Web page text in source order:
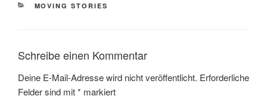
MOVING STORIES
Schreibe einen Kommentar
Deine E-Mail-Adresse wird nicht veröffentlicht. Erforderliche
Felder sind mit* markiert